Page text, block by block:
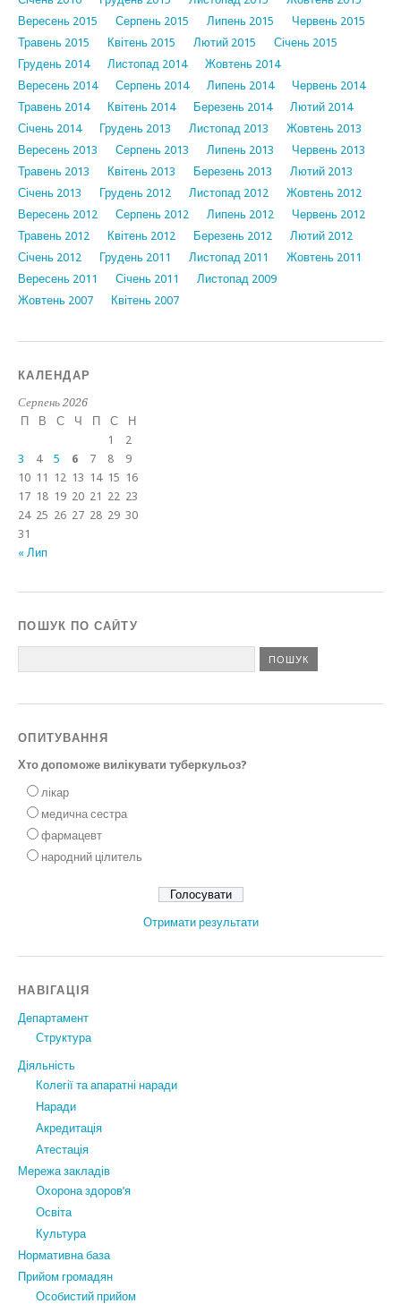
Вересень 2015
Серпень 2015 Липень 2015
Червень 2015
Травень 2015
Квітень 2015 Лютий 2015
Січень 2015
Грудень 2014
Листопад 2014
Жовтень 2014
Вересень 2014
Серпень 2014 Липень 2014
Червень 2014
Травень 2014
Квітень 2014 Березень 2014
Лютий 2014
Січень 2014
Грудень 2013 Листопад 2013
Жовтень 2013
Вересень 2013
Серпень 2013 Липень 2013
Червень 2013
Травень 2013
Квітень 2013 Березень 2013
Лютий 2013
Січень 2013
Грудень 2012 Листопад 2012
Жовтень 2012
Вересень 2012
Серпень 2012 Липень 2012
Червень 2012
Травень 2012
Квітень 2012 Березень 2012
Лютий 2012
Січень 2012
Грудень 2011 Листопад 2011
Жовтень 2011
Вересень 2011
Січень 2011
Листопад 2009
Жовтень 2007
Квітень 2007
КАЛЕНДАР
Серпень 2026
П
В С Ч П С Н
« Лип
1
2
3
4 5 6 7 8
9
10 11 12 13 14 15 16
17 18 19 20 21 22 23
24 25 26 27 28 29 30
31
ПОШУК ПО САЙТУ
ОПИТУВАННЯ
Хто допоможе вилікувати туберкульоз?
лікар
медична сестра
фармацевт
народний цілитель
Отримати результати
НАВІГАЦІЯ
Департамент
Структура
Діяльність
Колегії та апаратні наради
Наради
Акредитація
Атестація
Мережа закладів
Охорона здоров’я
Освіта
Культура
Нормативна база
Прийом громадян
Особистий прийом